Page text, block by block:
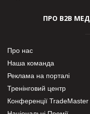
ПРО В2В
Про нас
Наша команда
Реклама на порталі
Тренінговий центр
Конференції TradeMaster